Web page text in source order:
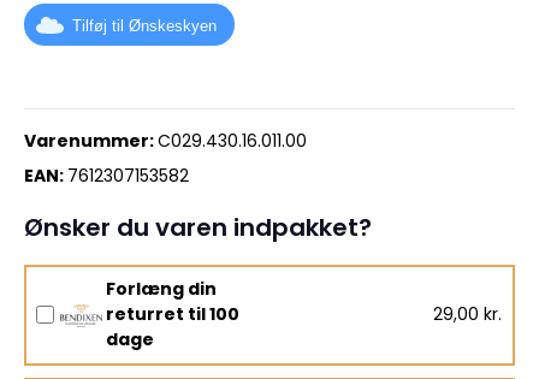
Tilføj til Ønskeskyen
Varenummer:C029.430.16.011.00
EAN: 7612307153582
Ønsker du varen indpakket?
Forlæng din
returret til 100
dage
29,00 kr.